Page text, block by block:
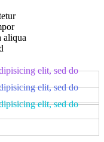
aliqua
elit, sed do
elit, sed do
elit, sed do